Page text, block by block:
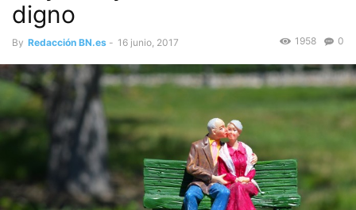
digno
By Redacción BN.es - 16 junio, 2017 0
1958